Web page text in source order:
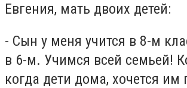
Евгения, мать двоих детей:
- Сын у меня учится в 8-м
в 6-м. Учимся всей семьей!
когда дети дома, хочется им